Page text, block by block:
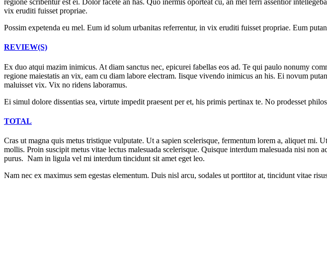
regione scribentur est ei. Dolor facete an has. Quo inermis oporteat cu, an mel ferri assentior
vix eruditi fuisset propriae.
Possim expetenda eu mel. Eum id solum urbanitas referrentur, in vix eruditi fuisset propriae. Eum
REVIEW(S)
Ex duo atqui mazim inimicus. At diam sanctus nec, epicurei fabellas eos ad. Te qui paulo nonumy
regione maiestatis an vix, eam cu diam labore electram. Iisque vivendo inimicus an his. Ei novum
maluisset vix. Vix no ridens laboramus.
Ei simul dolore dissentias sea, virtute impedit praesent per et, his primis pertinax te. No prodesset
TOTAL
Cras ut magna quis metus tristique vulputate. Ut a sapien scelerisque, fermentum lorem a, aliquet
mollis. Proin suscipit metus vitae lectus malesuada scelerisque. Quisque interdum malesuada nisi non
purus. Nam in ligula vel mi interdum tincidunt sit amet eget leo.
Nam nec ex maximus sem egestas elementum. Duis nisl arcu, sodales ut porttitor at, tincidunt vitae